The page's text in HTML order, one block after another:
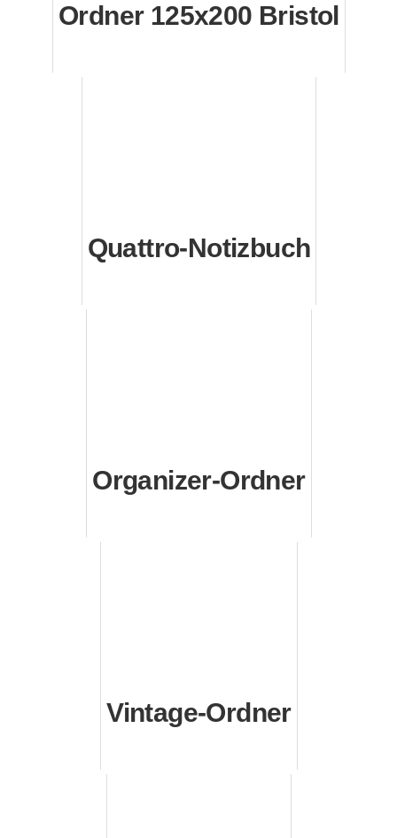
Ordner 125x200 Bristol
Quattro-Notizbuch
Organizer-Ordner
Vintage-Ordner